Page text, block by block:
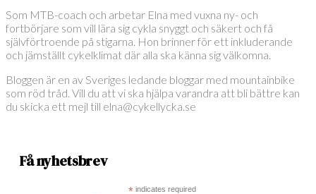
Som MTB-coach och arbetar Elna med vuxna ny- och
fortbörjare som vill lära sig cykla snyggt och säkert och få
självförtroende på stigarna. Hon brinner för ett inkluderande
och jämställt cykelklimat där alla ska känna sig välkomna.
Bloggen är en av Sveriges ledande bloggar med mountainbike
som röd tråd. Vill du att vi ska hjälpa varandra att bli bättre kan
du skicka ett mejl till elna@cykellycka.se
Få nyhetsbrev
*indicates required